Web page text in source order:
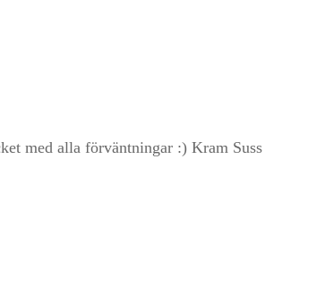
med alla förväntningar :) Kram Suss